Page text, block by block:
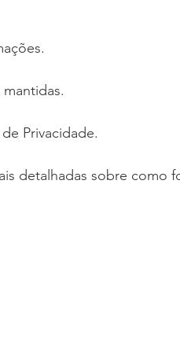
Privacidade.
detalhadas sobre como